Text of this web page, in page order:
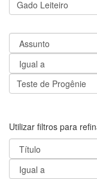
Utilizar filtros para